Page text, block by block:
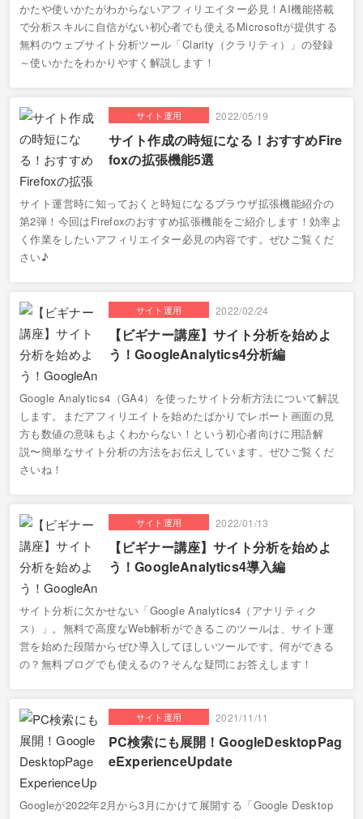
かたや使いかたがわからないアフィリエイター必見！AI機能搭載
で分析スキルに自信がない初心者でも使えるMicrosoftが提供する
無料のウェブサイト分析ツール「Clarity（クラリティ）」の登録
～使いかたをわかりやすく解説します！
サイト運用 2022/05/19
サイト作成の時短になる！おすすめFire
foxの拡張機能5選
サイト運営時に知っておくと時短になるブラウザ拡張機能紹介の
第2弾！今回はFirefoxのおすすめ拡張機能をご紹介します！効率よ
く作業をしたいアフィリエイター必見の内容です。ぜひご覧くだ
さい♪
サイト運用 2022/02/24
【ビギナー講座】サイト分析を始めよ
う！GoogleAnalytics4分析編
Google Analytics4（GA4）を使ったサイト分析方法について解説
します。まだアフィリエイトを始めたばかりでレポート画面の見
方も数値の意味もよくわからない！という初心者向けに用語解
説〜簡単なサイト分析の方法をお伝えしています。ぜひご覧くだ
さいね！
サイト運用 2022/01/13
【ビギナー講座】サイト分析を始めよ
う！GoogleAnalytics4導入編
サイト分析に欠かせない「Google Analytics4（アナリティク
ス）」。無料で高度なWeb解析ができるこのツールは、サイト運
営を始めた段階からぜひ導入してほしいツールです。何ができる
の？無料ブログでも使えるの？そんな疑問にお答えします！
サイト運用 2021/11/11
PC検索にも展開！GoogleDesktopPag
eExperienceUpdate
Googleが2022年2月から3月にかけて展開する「Google Desktop